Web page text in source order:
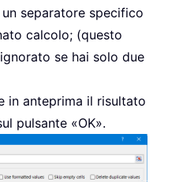
separatore specifico
calcolo; (questo
se hai solo due
in anteprima il risultato
pulsante «OK».